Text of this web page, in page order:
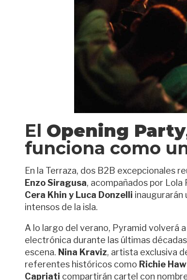
El Opening Party
funciona como
En la Terraza, dos B2B excepcionales
Enzo Siragusa, acompañados por Lola
Cera Khin y Luca Donzelli inaugurarán
intensos de la isla.
A lo largo del verano, Pyramid volverá
electrónica durante las últimas
escena. Nina Kraviz, artista exclusiva
referentes históricos como Richie
Capriati compartirán cartel con